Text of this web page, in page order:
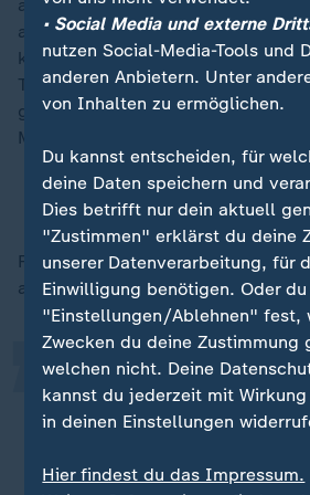
angekündigt, das Asylrecht
auszusetzen. Außenminister
konkretisiert: Per Gesetz,
Tage entlang der Grenze, können
gestellt werden. Was bedeutet,
Migranten zurückschieben kann.
Warum Polen das Asylrecht
Für Anna Sikoras Verständnis ist
ausgesetzt. Push-backs fänden
Für uns ist wichtig,
Mensch an der
„
• Social Media und externe
nutzen Social-Media-Tools und
anderen Anbietern. Unter
von Inhalten zu ermöglichen.
Du kannst entscheiden, für
deine Daten speichern und
Dies betrifft nur dein aktuell
"Zustimmen" erklärst du deine
unserer Datenverarbeitung, für
Einwilligung benötigen. Oder
"Einstellungen/Ablehnen" fest,
Zwecken du deine Zustimmung
welchen nicht. Deine
kannst du jederzeit mit
in deinen Einstellungen
Hier findest du das Impressum.